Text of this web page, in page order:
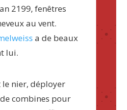
2199, fenêtres
au vent.
a de beaux
lui.
nier, déployer
combines pour